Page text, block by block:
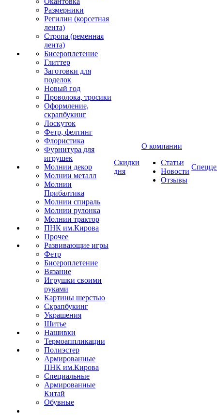
Размерники
Регилин (корсетная
лента)
Стропа (ременная
лента)
Бисероплетение
Глиттер
Заготовки для
поделок
Новый год
Проволока, тросики
Оформление,
скрапбукинг
Лоскуток
Фетр, фелтинг
Флористика
Фурнитура для
игрушек
Молнии декор
Молнии металл
Молнии
Прибалтика
Молнии спираль
Молнии рулонка
Молнии трактор
ПНК им.Кирова
Прочее
Развивающие игры
Фетр
Бисероплетение
Вязание
Игрушки своими
руками
Картины шерстью
Скрапбукинг
Украшения
Шитье
Нашивки
Термоаппликации
Полиэстер
Армированные
ПНК им.Кирова
Специальные
Армированные
Китай
Обувные
Скидки
дня
О компании
Статьи
Новости
Отзывы